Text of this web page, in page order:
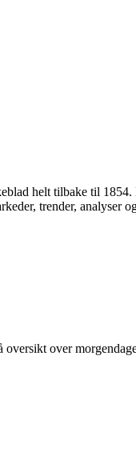
helt tilbake til
trender, analyser
over